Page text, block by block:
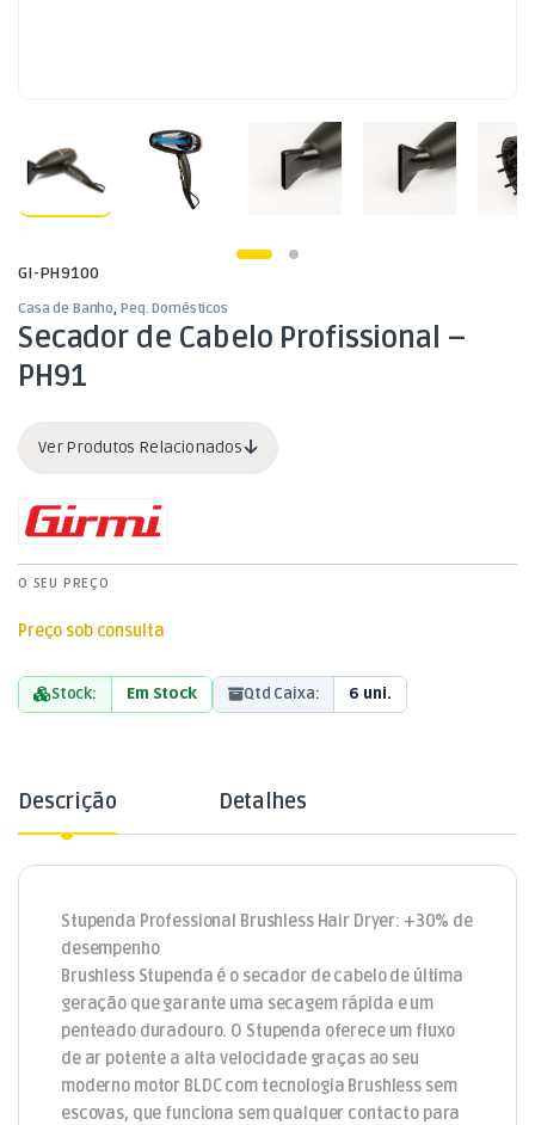
GI-PH9100
Casa de Banho, Peq. Domésticos
Secador de Cabelo Profissional –
PH91
Ver Produtos Relacionados
O SEU PREÇO
Preço sob consulta
Stock: Em Stock Qtd Caixa: 6 uni.
Descrição Detalhes
Stupenda Professional Brushless Hair Dryer: +30% de
desempenho
Brushless Stupenda é o secador de cabelo de última
geração que garante uma secagem rápida e um
penteado duradouro. O Stupenda oferece um fluxo
de ar potente a alta velocidade graças ao seu
moderno motor BLDC com tecnologia Brushless sem
escovas, que funciona sem qualquer contacto para